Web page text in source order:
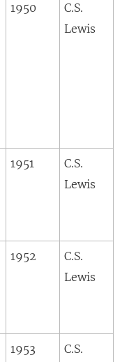
1950
C.S.
Lewis
1951
C.S.
Lewis
1952
C.S.
Lewis
1953
C.S.